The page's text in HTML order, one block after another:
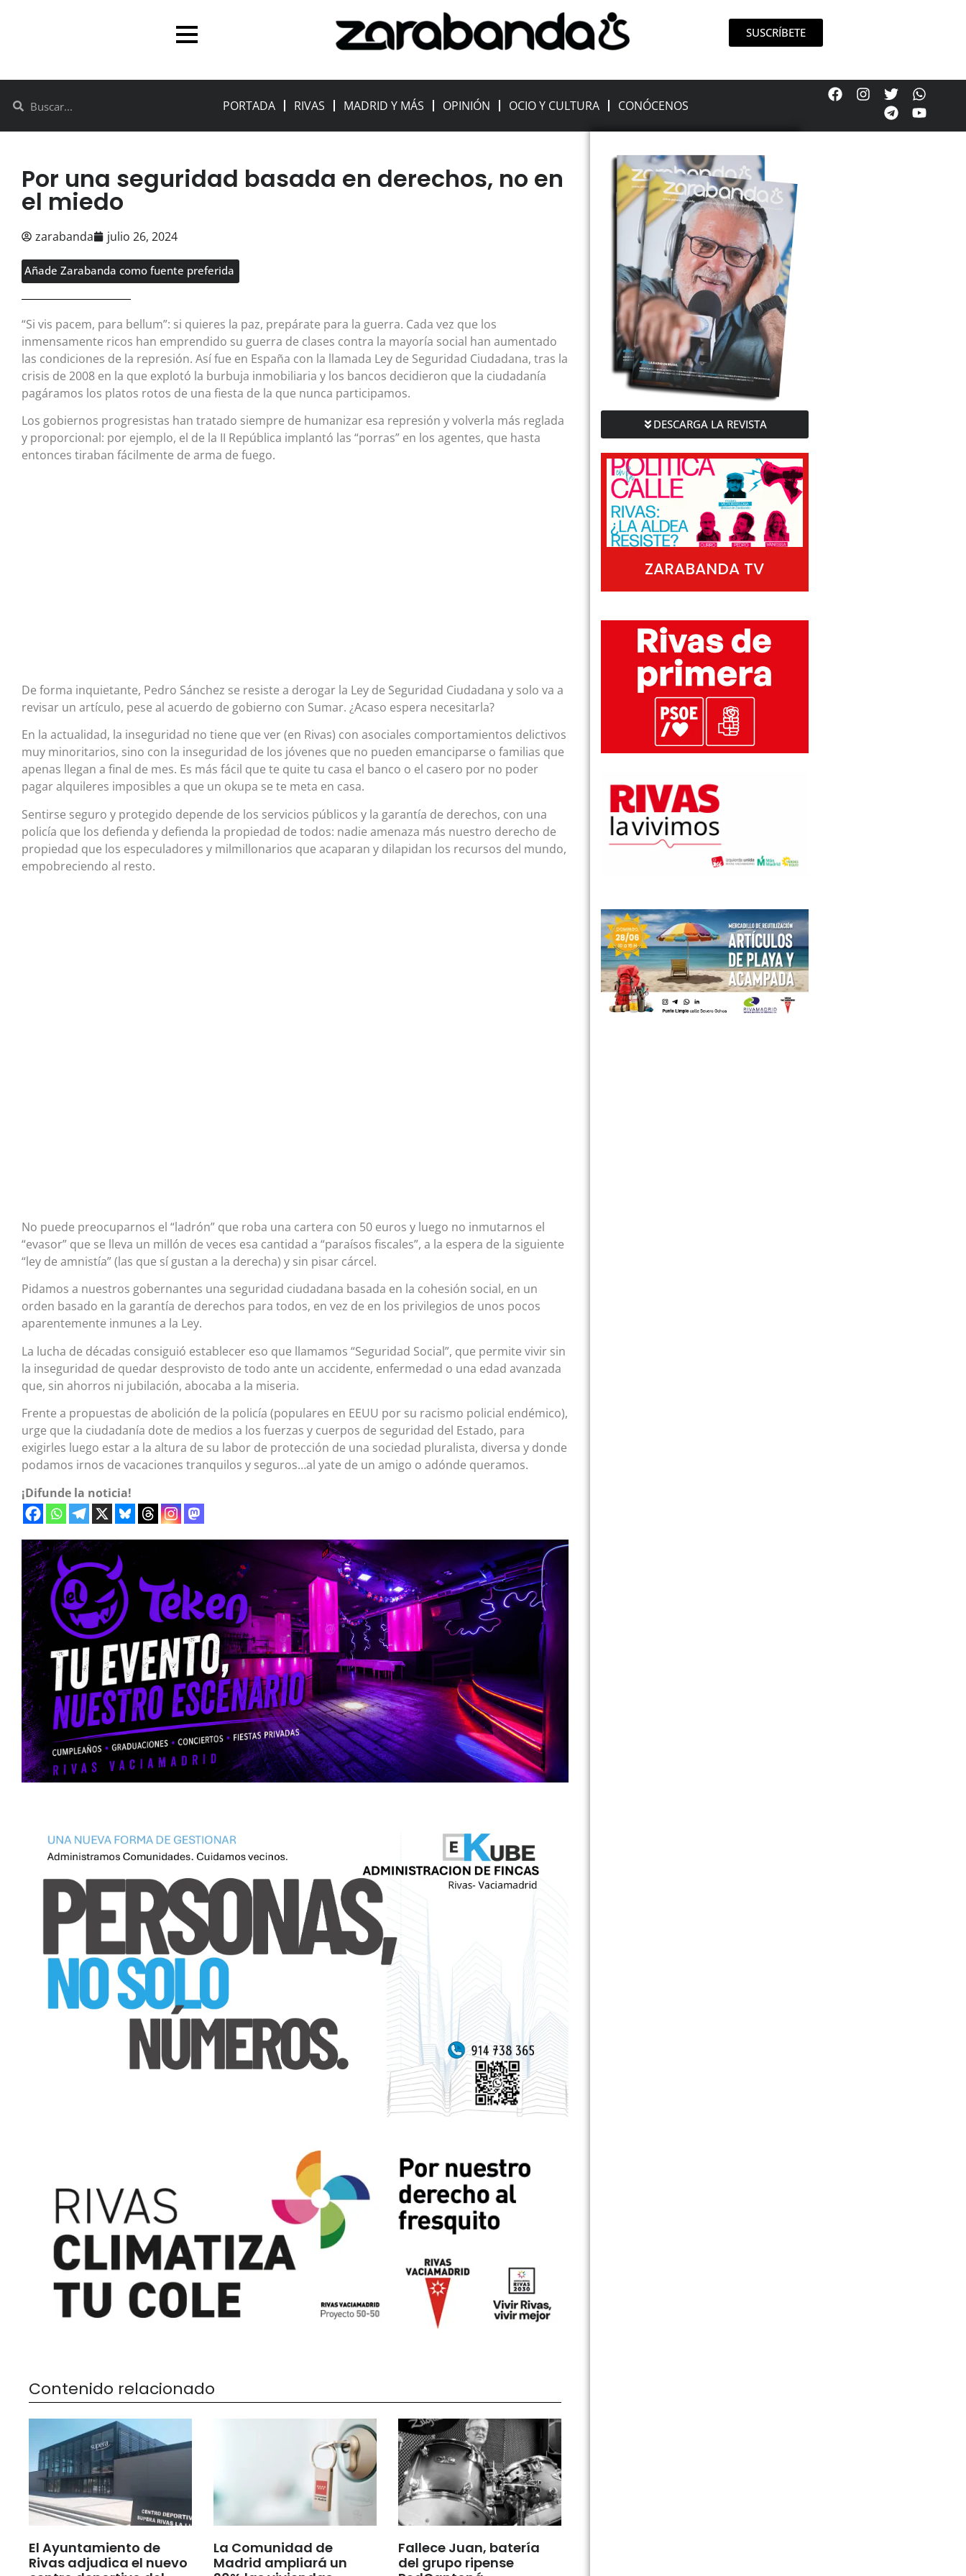
SUSCRÍBETE
PORTADA RIVAS MADRID Y MÁS OPINIÓN OCIO Y CULTURA CONÓCENOS
Por una seguridad basada en derechos, no en
el miedo
zarabanda julio 26, 2024
Añade Zarabanda como fuente preferida
“Si vis pacem, para bellum”: si quieres la paz, prepárate para la guerra. Cada vez que los
inmensamente ricos han emprendido su guerra de clases contra la mayoría social han aumentado
las condiciones de la represión. Así fue en España con la llamada Ley de Seguridad Ciudadana, tras la
crisis de 2008 en la que explotó la burbuja inmobiliaria y los bancos decidieron que la ciudadanía
pagáramos los platos rotos de una fiesta de la que nunca participamos.
Los gobiernos progresistas han tratado siempre de humanizar esa represión y volverla más reglada
y proporcional: por ejemplo, el de la II República implantó las “porras” en los agentes, que hasta
entonces tiraban fácilmente de arma de fuego.
De forma inquietante, Pedro Sánchez se resiste a derogar la Ley de Seguridad Ciudadana y solo va a
revisar un artículo, pese al acuerdo de gobierno con Sumar. ¿Acaso espera necesitarla?
En la actualidad, la inseguridad no tiene que ver (en Rivas) con asociales comportamientos delictivos
muy minoritarios, sino con la inseguridad de los jóvenes que no pueden emanciparse o familias que
apenas llegan a final de mes. Es más fácil que te quite tu casa el banco o el casero por no poder
pagar alquileres imposibles a que un okupa se te meta en casa.
Sentirse seguro y protegido depende de los servicios públicos y la garantía de derechos, con una
policía que los defienda y defienda la propiedad de todos: nadie amenaza más nuestro derecho de
propiedad que los especuladores y milmillonarios que acaparan y dilapidan los recursos del mundo,
empobreciendo al resto.
No puede preocuparnos el “ladrón” que roba una cartera con 50 euros y luego no inmutarnos el
“evasor” que se lleva un millón de veces esa cantidad a “paraísos fiscales”, a la espera de la siguiente
“ley de amnistía” (las que sí gustan a la derecha) y sin pisar cárcel.
Pidamos a nuestros gobernantes una seguridad ciudadana basada en la cohesión social, en un
orden basado en la garantía de derechos para todos, en vez de en los privilegios de unos pocos
aparentemente inmunes a la Ley.
La lucha de décadas consiguió establecer eso que llamamos “Seguridad Social”, que permite vivir sin
la inseguridad de quedar desprovisto de todo ante un accidente, enfermedad o una edad avanzada
que, sin ahorros ni jubilación, abocaba a la miseria.
Frente a propuestas de abolición de la policía (populares en EEUU por su racismo policial endémico),
urge que la ciudadanía dote de medios a los fuerzas y cuerpos de seguridad del Estado, para
exigirles luego estar a la altura de su labor de protección de una sociedad pluralista, diversa y donde
podamos irnos de vacaciones tranquilos y seguros…al yate de un amigo o adónde queramos.
¡Difunde la noticia!
Contenido relacionado
El Ayuntamiento de
Rivas adjudica el nuevo
La Comunidad de
Madrid ampliará un
Fallece Juan, batería
del grupo ripense
DESCARGA LA REVISTA
ZARABANDA TV